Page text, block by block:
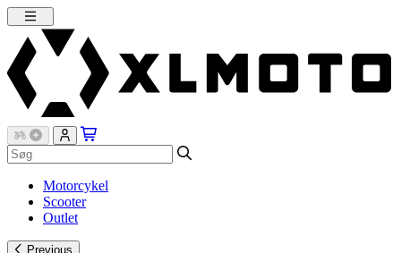
Motorcykel
Scooter
Outlet
Previous